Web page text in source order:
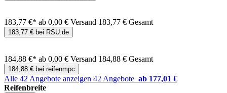
183,77 €* ab 0,00 € Versand 183,77 € Gesamt
183,77 € bei RSU.de
184,88 €* ab 0,00 € Versand 184,88 € Gesamt
184,88 € bei reifenmpc
Alle 42 Angebote anzeigen 42 Angebote ab 177,01 €
Reifenbreite